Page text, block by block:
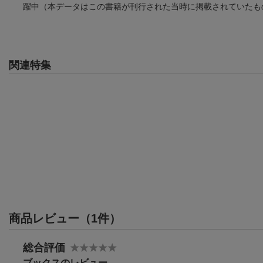
躍中（本データはこの書籍が刊行された当時に掲載されていた
関連特集
商品レビュー（1件）
総合評価